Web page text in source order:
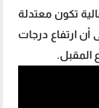
تكون معتدلة
أن ارتفاع درجات
المقبل.